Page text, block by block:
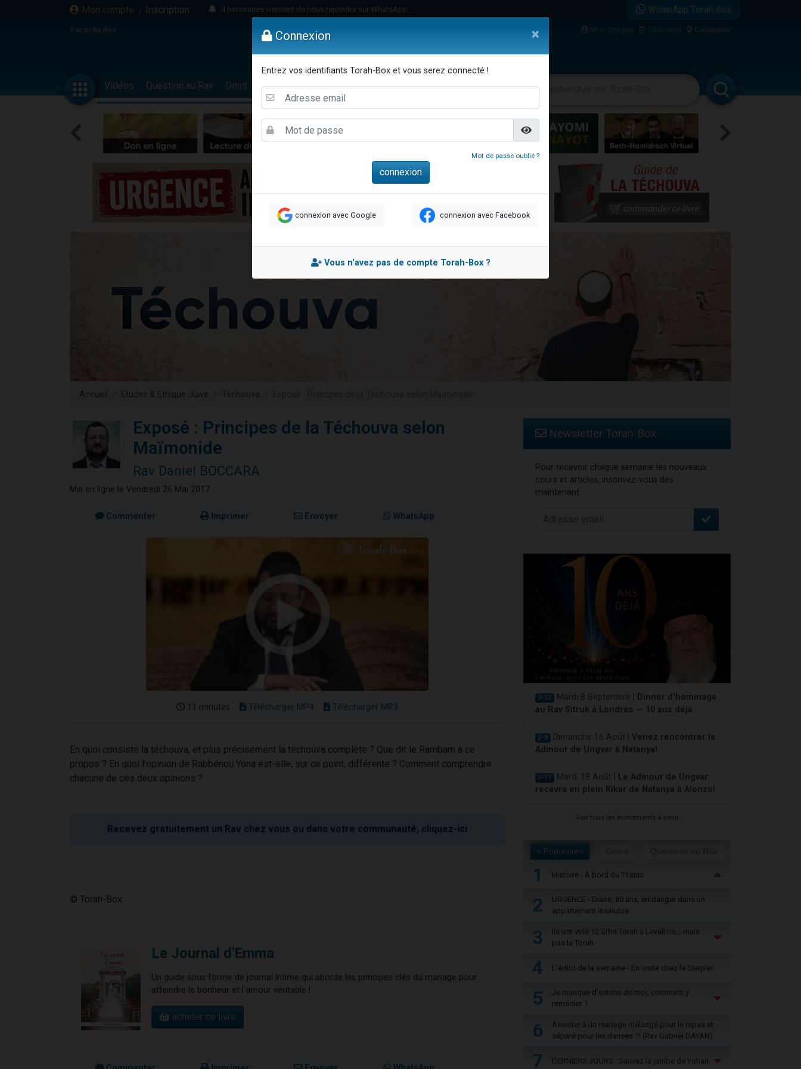
Mon compte / Inscription
4 personnes viennent de nous rejoindre sur WhatsApp
3 personnes viennent de nous rejoindre sur WhatsApp
13 personnes viennent de demander une bénédiction
2 personnes viennent de nous rejoindre sur WhatsApp
30 personnes viennent de faire un don pour Sauvez la jambe de Yohan
Il reste 49 places pour étudier en groupe sur Zoom
12 nouvelles musiques dans Torah-Box Music
3 personnes viennent de nous rejoindre sur WhatsApp
2 personnes viennent de nous rejoindre sur WhatsApp
3 personnes viennent de nous rejoindre sur WhatsApp
8 personnes viennent de faire un don pour Tsédaka : pauvres d'Israel
Nouvelle émission radio : Visions de grandeur n°104 : Le Chabbath et le Birkat Hamazone à travers le temps
Ariel vient de donner son Maasser
Il reste 49 places pour étudier en groupe sur Zoom
WhatsApp Torah-Box
Paracha Réé Mon compte Calendrier Columbus
Vidéos Question au Rav Dons Femmes Enfants Etude sur Texte Musique Paracha Divertissements
Accueil Etudes & Ethique Juive Techouva
Exposé : Principes de la Téchouva selon
Maïmonide
Rav Daniel BOCCARA
Mis en ligne le Vendredi 26 Mai 2017
Commenter Imprimer Envoyer WhatsApp
11 minutes Télécharger MP4 Télécharger MP3
En quoi consiste la téchouva, et plus précisément la téchouva complète ? Que dit le Rambam à ce
propos ? En quoi l'opinion de Rabbénou Yona est-elle, sur ce point, différente ? Comment comprendre
chacune de ces deux opinions ?
Recevez gratuitement un Rav chez vous ou dans votre communauté, cliquez-ici
© Torah-Box
Le Journal d'Emma
Un guide sous forme de journal intime qui aborde les principes clés du mariage pour
atteindre le bonheur et l'amour véritable !
acheter ce livre
Newsletter Torah-Box
Pour recevoir chaque semaine les nouveaux
cours et articles, inscrivez-vous dès
maintenant :
J-32 Mardi 8 Septembre |
Dinner d'hommage
au Rav Sitruk à Londres — 10 ans déjà
J-9 Dimanche 16 Août | Venez rencontrer le
Admour de Ungvar à Natanya!
J-11 Mardi 18 Août |
Le Admour de Ungvar
recevra en plein Kikar de Natanya à Alonzo!
Voir tous les événements à venir
+ Populaires
1 Histoire - À bord du Titanic
2
URGENCE - Diane, 80 ans, en danger dans un
appartement insalubre
3
Ils ont volé 12 Sifré Torah à Levallois… mais
pas la Torah
4 L'édito de la semaine - En visite chez le Steipler
5
Je manque d'estime de moi, comment y
remédier ?
6
Assister à un mariage mélangé pour le repas et
séparé pour les danses ?! (Rav Gabriel DAYAN)
7 DERNIERS JOURS : Sauvez la jambe de Yohan
Connexion ×
Entrez vos identifiants Torah-Box et vous serez connecté !
Mot de passe oublié ?
connexion avec Google connexion avec Facebook
Vous n'avez pas de compte Torah-Box ?